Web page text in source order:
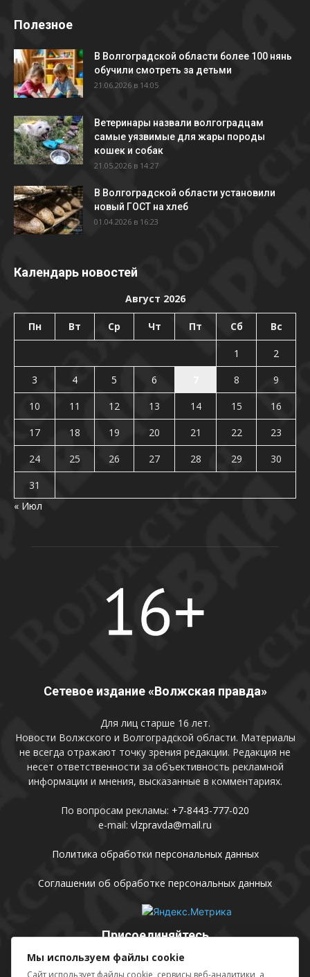
Полезное
В Волгоградской области более 100 нянь
обучили смотреть за детьми
21.06.2026 в 14:05
Ветеринары назвали волгоградцам
самые уязвимые для жары породы
кошек и собак
21.05.2026 в 14:27
В Волгоградской области установили
новый ГОСТ на хлеб
01.04.2026 в 16:23
Календарь новостей
Август 2026
Пн Вт Ср Чт Пт Сб Вс
1
2
3
4 5 6 8
9
10
11 12 13 14 15
16
17
18 19 20 21 22
23
24
25 26 27 28 29
30
31
« Июл
Сетевое издание «Волжская правда»
Для лиц старше 16 лет.
Новости Волжского и Волгоградской области. Материалы
не всегда отражают точку зрения редакции. Редакция не
несет ответственности за объективность рекламной
информации и мнения, высказанные в комментариях.
По вопросам рекламы: +7-8443-777-020
e-mail: vlzpravda@mail.ru
Политика обработки персональных данных
Соглашении об обработке персональных данных
Присоединяйтесь
Мы используем файлы cookie
Сайт использует файлы cookie, сервисы веб-аналитики, а